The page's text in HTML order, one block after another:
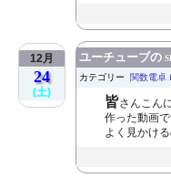
12月
24
(土)
ユーチューブの
カテゴリー 関数電卓
皆さんこん
作った動画
よく見かけ